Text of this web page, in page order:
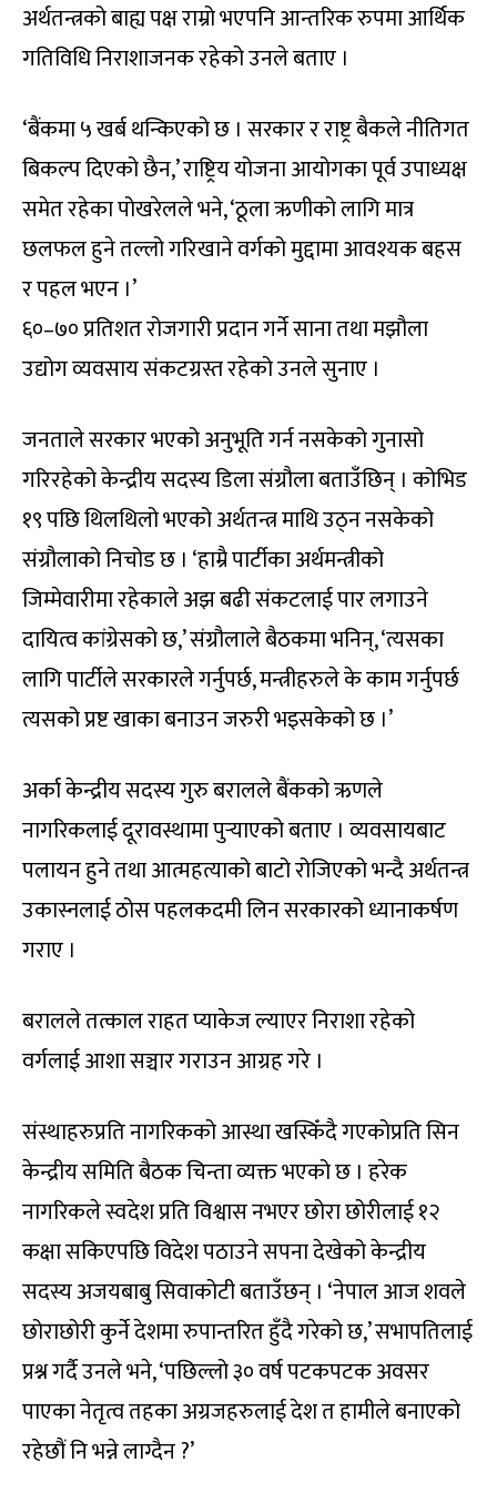
अर्थतन्त्रको बाह्य पक्ष राम्रो भएपनि आन्तरिक रुपमा आर्थिक
गतिविधि निराशाजनक रहेको उनले बताए ।
‘बैंकमा ५ खर्ब थन्किएको छ । सरकार र राष्ट्र बैकले नीतिगत
बिकल्प दिएको छैन,’ राष्ट्रिय योजना आयोगका पूर्व उपाध्यक्ष
समेत रहेका पोखरेलले भने, ‘ठूला ऋणीको लागि मात्र
छलफल हुने तल्लो गरिखाने वर्गको मुद्दामा आवश्यक बहस
र पहल भएन ।’
६०–७० प्रतिशत रोजगारी प्रदान गर्ने साना तथा मझौला
उद्योग व्यवसाय संकटग्रस्त रहेको उनले सुनाए ।
जनताले सरकार भएको अनुभूति गर्न नसकेको गुनासो
गरिरहेको केन्द्रीय सदस्य डिला संग्रौला बताउँछिन् । कोभिड
१९ पछि थिलथिलो भएको अर्थतन्त्र माथि उठ्न नसकेको
संग्रौलाको निचोड छ । ‘हाम्रै पार्टीका अर्थमन्त्रीको
जिम्मेवारीमा रहेकाले अझ बढी संकटलाई पार लगाउने
दायित्व कांग्रेसको छ,’ संग्रौलाले बैठकमा भनिन्, ‘त्यसका
लागि पार्टीले सरकारले गर्नुपर्छ, मन्त्रीहरुले के काम गर्नुपर्छ
त्यसको प्रष्ट खाका बनाउन जरुरी भइसकेको छ ।’
अर्का केन्द्रीय सदस्य गुरु बरालले बैंकको ऋणले
नागरिकलाई दूरावस्थामा पुर्‍याएको बताए । व्यवसायबाट
पलायन हुने तथा आत्महत्याको बाटो रोजिएको भन्दै अर्थतन्त्र
उकास्नलाई ठोस पहलकदमी लिन सरकारको ध्यानाकर्षण
गराए ।
बरालले तत्काल राहत प्याकेज ल्याएर निराशा रहेको
वर्गलाई आशा सञ्चार गराउन आग्रह गरे ।
संस्थाहरुप्रति नागरिकको आस्था खस्किँदै गएकोप्रति सिन
केन्द्रीय समिति बैठक चिन्ता व्यक्त भएको छ । हरेक
नागरिकले स्वदेश प्रति विश्वास नभएर छोरा छोरीलाई १२
कक्षा सकिएपछि विदेश पठाउने सपना देखेको केन्द्रीय
सदस्य अजयबाबु सिवाकोटी बताउँछन् । ‘नेपाल आज शवले
छोराछोरी कुर्ने देशमा रुपान्तरित हुँदै गरेको छ,’ सभापतिलाई
प्रश्न गर्दै उनले भने, ‘पछिल्लो ३० वर्ष पटकपटक अवसर
पाएका नेतृत्व तहका अग्रजहरुलाई देश त हामीले बनाएको
रहेछौं नि भन्ने लाग्दैन ?’